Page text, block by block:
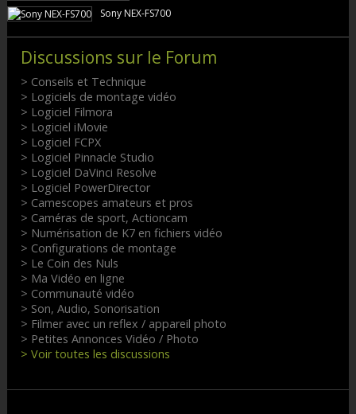
Sony NEX-FS700
Discussions sur le Forum
> Conseils et Technique
> Logiciels de montage vidéo
> Logiciel Filmora
> Logiciel iMovie
> Logiciel FCPX
> Logiciel Pinnacle Studio
> Logiciel DaVinci Resolve
> Logiciel PowerDirector
> Camescopes amateurs et pros
> Caméras de sport, Actioncam
> Numérisation de K7 en fichiers vidéo
> Configurations de montage
> Le Coin des Nuls
> Ma Vidéo en ligne
> Communauté vidéo
> Son, Audio, Sonorisation
> Filmer avec un reflex / appareil photo
> Petites Annonces Vidéo / Photo
> Voir toutes les discussions